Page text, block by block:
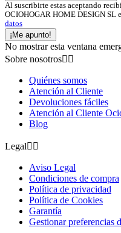
Al suscribirte estas aceptando
OCIOHOGAR HOME DESIGN SL
datos
¡Me apunto!
No mostrar esta ventana
Sobre nosotros 
Quiénes somos
Atención al Cliente
Devoluciones fáciles
Atención al Cliente
Blog
Legal 
Aviso Legal
Condiciones de compra
Política de privacidad
Política de Cookies
Garantía
Gestionar preferencias